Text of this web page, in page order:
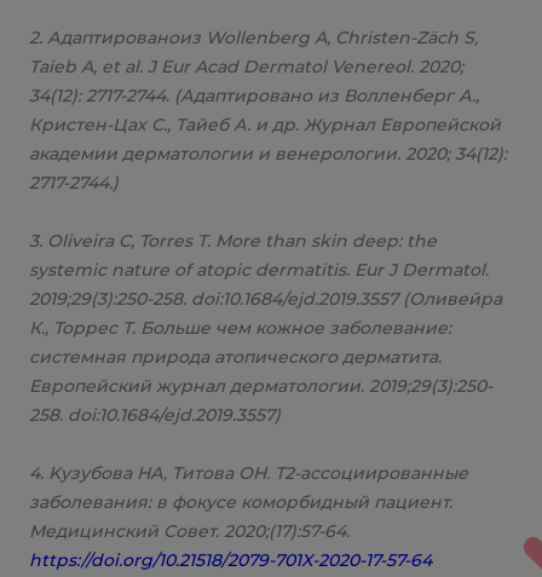
2. Адаптированоиз Wollenberg A, Christen-Zäch S,
Taieb A, et al. J Eur Acad Dermatol Venereol. 2020;
34(12): 2717-2744. (Адаптировано из Волленберг А.,
Кристен-Цах С., Тайеб А. и др. Журнал Европейской
академии дерматологии и венерологии. 2020; 34(12):
2717-2744.)
3. Oliveira C, Torres T. More than skin deep: the
systemic nature of atopic dermatitis. Eur J Dermatol.
2019;29(3):250-258. doi:10.1684/ejd.2019.3557 (Оливейра
К., Торрес Т. Больше чем кожное заболевание:
системная природа атопического дерматита.
Европейский журнал дерматологии. 2019;29(3):250-
258. doi:10.1684/ejd.2019.3557)
4. Kузубовa НА, Tитовa ОН. Т2-ассоциированные
заболевания: в фокусе коморбидный пациент.
Медицинский Совет. 2020;(17):57-64.
https://doi.org/10.21518/2079-701X-2020-17-57-64